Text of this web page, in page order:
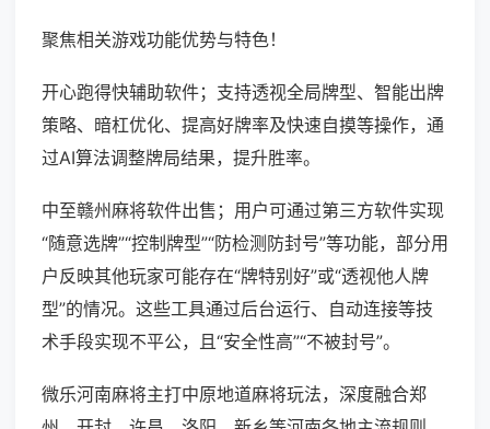
聚焦相关游戏功能优势与特色！
开心跑得快辅助软件；支持透视全局牌型、智能出牌
策略、暗杠优化、提高好牌率及快速自摸等操作，通
过AI算法调整牌局结果，提升胜率。
中至赣州麻将软件出售；用户可通过第三方软件实现
“随意选牌”“控制牌型”“防检测防封号”等功能，部分用
户反映其他玩家可能存在“牌特别好”或“透视他人牌
型”的情况。这些工具通过后台运行、自动连接等技
术手段实现不平公，且“安全性高”“不被封号”。
微乐河南麻将主打中原地道麻将玩法，深度融合郑